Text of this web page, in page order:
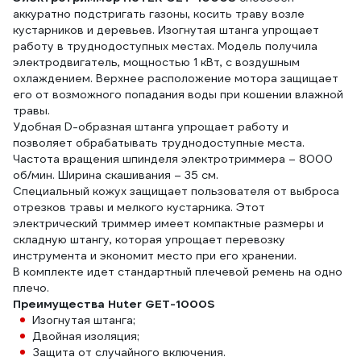
1200мм, 1 сорт
4670016437884
аккуратно подстригать газоны, косить траву возле
кустарников и деревьев. Изогнутая штанга упрощает
работу в труднодоступных местах. Модель получила
электродвигатель, мощностью 1 кВт, с воздушным
охлаждением. Верхнее расположение мотора защищает
его от возможного попадания воды при кошении влажной
травы.
Удобная D-образная штанга упрощает работу и
позволяет обрабатывать труднодоступные места.
Частота вращения шпинделя электротриммера – 8000
об/мин. Ширина скашивания – 35 см.
Специальный кожух защищает пользователя от выброса
отрезков травы и мелкого кустарника. Этот
электрический триммер имеет компактные размеры и
складную штангу, которая упрощает перевозку
инструмента и экономит место при его хранении.
В комплекте идет стандартный плечевой ремень на одно
плечо.
Преимущества Huter GET-1000S
Изогнутая штанга;
Двойная изоляция;
Защита от случайного включения.